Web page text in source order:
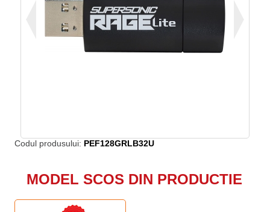
Codul produsului: PEF128GRLB32U
MODEL SCOS DIN PRODUCTIE